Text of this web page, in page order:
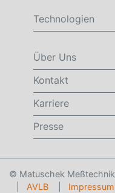
Technologien
Über Uns
Kontakt
Karriere
Presse
© Matuschek
AVLB Impressum